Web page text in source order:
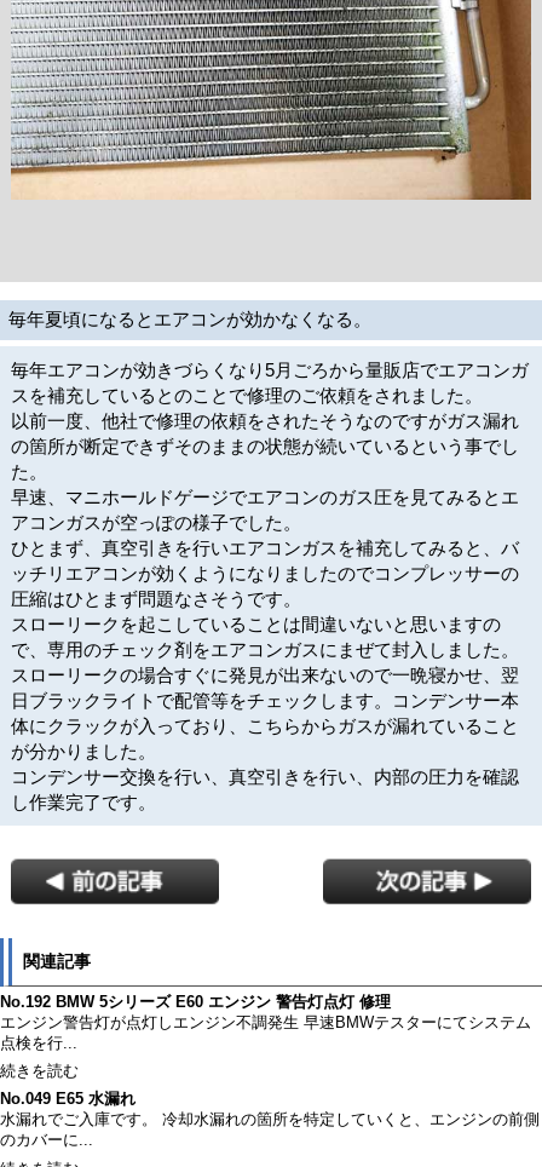
毎年夏頃になるとエアコンが効かなくなる。
毎年エアコンが効きづらくなり5月ごろから量販店でエアコンガ
スを補充しているとのことで修理のご依頼をされました。
以前一度、他社で修理の依頼をされたそうなのですがガス漏れ
の箇所が断定できずそのままの状態が続いているという事でし
た。
早速、マニホールドゲージでエアコンのガス圧を見てみるとエ
アコンガスが空っぽの様子でした。
ひとまず、真空引きを行いエアコンガスを補充してみると、バ
ッチリエアコンが効くようになりましたのでコンプレッサーの
圧縮はひとまず問題なさそうです。
スローリークを起こしていることは間違いないと思いますの
で、専用のチェック剤をエアコンガスにまぜて封入しました。
スローリークの場合すぐに発見が出来ないので一晩寝かせ、翌
日ブラックライトで配管等をチェックします。コンデンサー本
体にクラックが入っており、こちらからガスが漏れていること
が分かりました。
コンデンサー交換を行い、真空引きを行い、内部の圧力を確認
し作業完了です。
関連記事
No.192 BMW 5シリーズ E60 エンジン 警告灯点灯 修理
エンジン警告灯が点灯しエンジン不調発生 早速BMWテスターにてシステム
点検を行...
続きを読む
No.049 E65 水漏れ
水漏れでご入庫です。 冷却水漏れの箇所を特定していくと、エンジンの前側
のカバーに...